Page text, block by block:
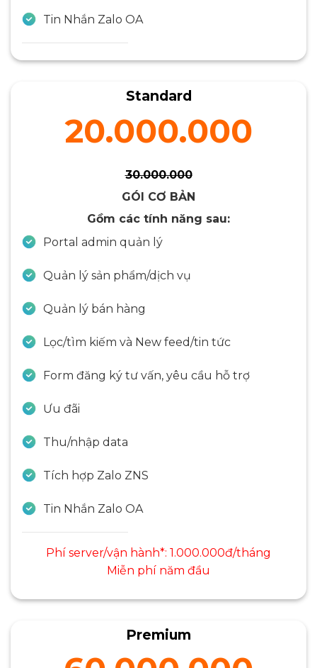
Tin Nhắn Zalo OA
Standard
20.000.000
30.000.000
GÓI CƠ BẢN
Gồm các tính năng sau:
Portal admin quản lý
Quản lý sản phẩm/dịch vụ
Quản lý bán hàng
Lọc/tìm kiếm và New feed/tin tức
Form đăng ký tư vấn, yêu cầu hỗ trợ
Ưu đãi
Thu/nhập data
Tích hợp Zalo ZNS
Tin Nhắn Zalo OA
Phí server/vận hành*: 1.000.000đ/tháng
Miễn phí năm đầu
Premium